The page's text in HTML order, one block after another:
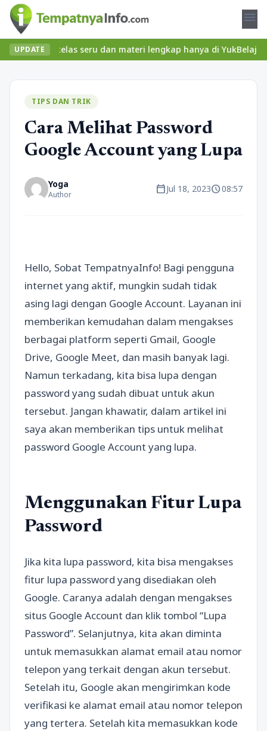
menu
UPDATE
kelas seru dan materi lengkap hanya di
TIPS DAN TRIK
Cara Melihat Password
Google Account yang Lupa
Yoga
Author calendar_todayJul 18, 2023schedule08:57
Hello, Sobat TempatnyaInfo! Bagi pengguna
internet yang aktif, mungkin sudah tidak
asing lagi dengan Google Account. Layanan ini
memberikan kemudahan dalam mengakses
berbagai platform seperti Gmail, Google
Drive, Google Meet, dan masih banyak lagi.
Namun terkadang, kita bisa lupa dengan
password yang sudah dibuat untuk akun
tersebut. Jangan khawatir, dalam artikel ini
saya akan memberikan tips untuk melihat
password Google Account yang lupa.
Menggunakan Fitur Lupa
Password
Jika kita lupa password, kita bisa mengakses
fitur lupa password yang disediakan oleh
Google. Caranya adalah dengan mengakses
situs Google Account dan klik tombol “Lupa
Password”. Selanjutnya, kita akan diminta
untuk memasukkan alamat email atau nomor
telepon yang terkait dengan akun tersebut.
Setelah itu, Google akan mengirimkan kode
verifikasi ke alamat email atau nomor telepon
yang tertera. Setelah kita memasukkan kode